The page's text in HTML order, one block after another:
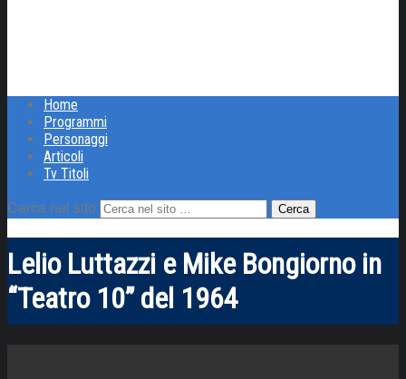
Home
Programmi
Personaggi
Articoli
Tv Titoli
Cerca nel sito
Lelio Luttazzi e Mike Bongiorno in
“Teatro 10” del 1964